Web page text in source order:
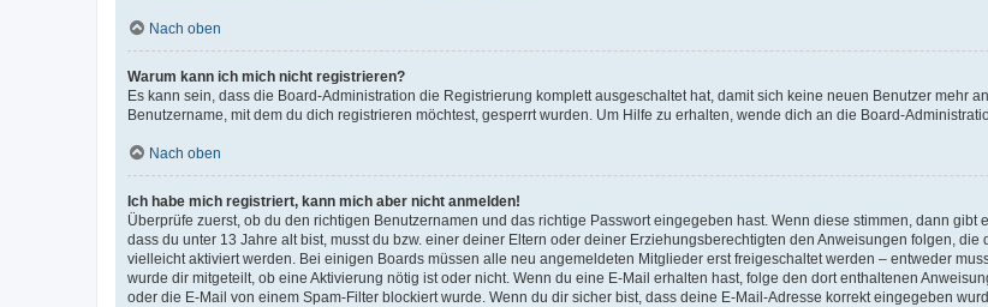
Nach oben
Warum kann ich mich nicht registrieren?
Es kann sein, dass die Board-Administration die Registrierung komplett ausgeschaltet hat, damit sich keine neuen Benutzer mehr
Benutzername, mit dem du dich registrieren möchtest, gesperrt wurden. Um Hilfe zu erhalten, wende dich an die Board-
Nach oben
Ich habe mich registriert, kann mich aber nicht anmelden!
Überprüfe zuerst, ob du den richtigen Benutzernamen und das richtige Passwort eingegeben hast. Wenn diese stimmen, dann gibt
dass du unter 13 Jahre alt bist, musst du bzw. einer deiner Eltern oder deiner Erziehungsberechtigten den Anweisungen folgen,
vielleicht aktiviert werden. Bei einigen Boards müssen alle neu angemeldeten Mitglieder erst freigeschaltet werden – entweder
wurde dir mitgeteilt, ob eine Aktivierung nötig ist oder nicht. Wenn du eine E-Mail erhalten hast, folge den dort enthaltenen
oder die E-Mail von einem Spam-Filter blockiert wurde. Wenn du dir sicher bist, dass deine E-Mail-Adresse korrekt eingegeben